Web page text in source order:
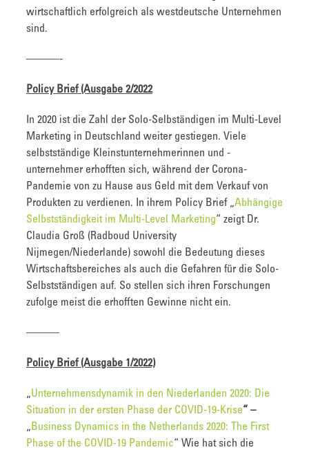
wirtschaftlich erfolgreich als westdeutsche Unternehmen
sind.
———-
Policy Brief (Ausgabe 2/2022
In 2020 ist die Zahl der Solo-Selbständigen im Multi-Level
Marketing in Deutschland weiter gestiegen. Viele
selbstständige Kleinstunternehmerinnen und -
unternehmer erhofften sich, während der Corona-
Pandemie von zu Hause aus Geld mit dem Verkauf von
Produkten zu verdienen. In ihrem Policy Brief „Abhängige
Selbstständigkeit im Multi-Level Marketing“ zeigt Dr.
Claudia Groß (Radboud University
Nijmegen/Niederlande) sowohl die Bedeutung dieses
Wirtschaftsbereiches als auch die Gefahren für die Solo-
Selbstständigen auf. So stellen sich ihren Forschungen
zufolge meist die erhofften Gewinne nicht ein.
———
Policy Brief (Ausgabe 1/2022)
„Unternehmensdynamik in den Niederlanden 2020: Die
Situation in der ersten Phase der COVID-19-Krise“ –
„ Business Dynamics in the Netherlands 2020: The First
Phase of the COVID-19 Pandemic“ Wie hat sich die